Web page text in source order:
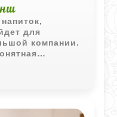
для
компании.
на основе
здорово
правило